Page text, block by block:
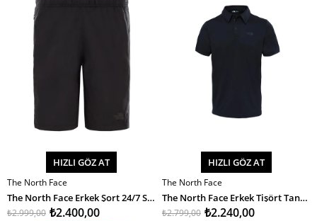
SEPETE EKLE
HIZLI GÖZ AT
The North Face
The North Face Erkek Şort 24/7 Short
₺2.400,00
₺2.999,00
SEPETE EKLE
HIZLI GÖZ AT
The North Face
The North Face Erkek Tişört Tanken Polo - Eu
₺2.240,00
₺2.799,00